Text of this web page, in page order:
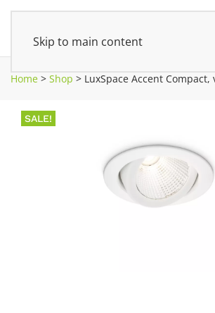
Skip to main content
Home > Shop > LuxSpace Accent
SALE!